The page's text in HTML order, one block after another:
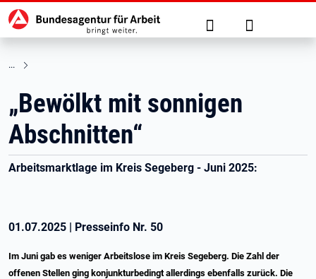
zu den Hauptinhalten springen
Hauptnavigation Suche Anmelden
„Bewölkt mit sonnigen
Abschnitten“
Arbeitsmarktlage im Kreis Segeberg - Juni 2025:
01.07.2025 | Presseinfo Nr. 50
Im Juni gab es weniger Arbeitslose im Kreis Segeberg. Die Zahl der
offenen Stellen ging konjunkturbedingt allerdings ebenfalls zurück. Die